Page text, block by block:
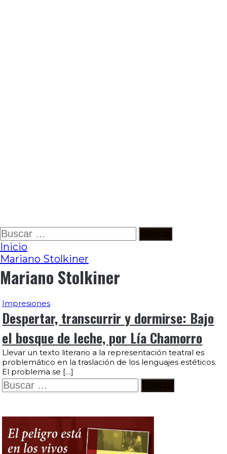
Ir
al
contenido
Buscar:
Inicio
Mariano Stolkiner
Mariano Stolkiner
Impresiones
Despertar, transcurrir y dormirse: Bajo
el bosque de leche, por Lía Chamorro
Llevar un texto literario a la representación teatral es
problemático en la traslación de los lenguajes estéticos.
El problema se […]
Buscar: